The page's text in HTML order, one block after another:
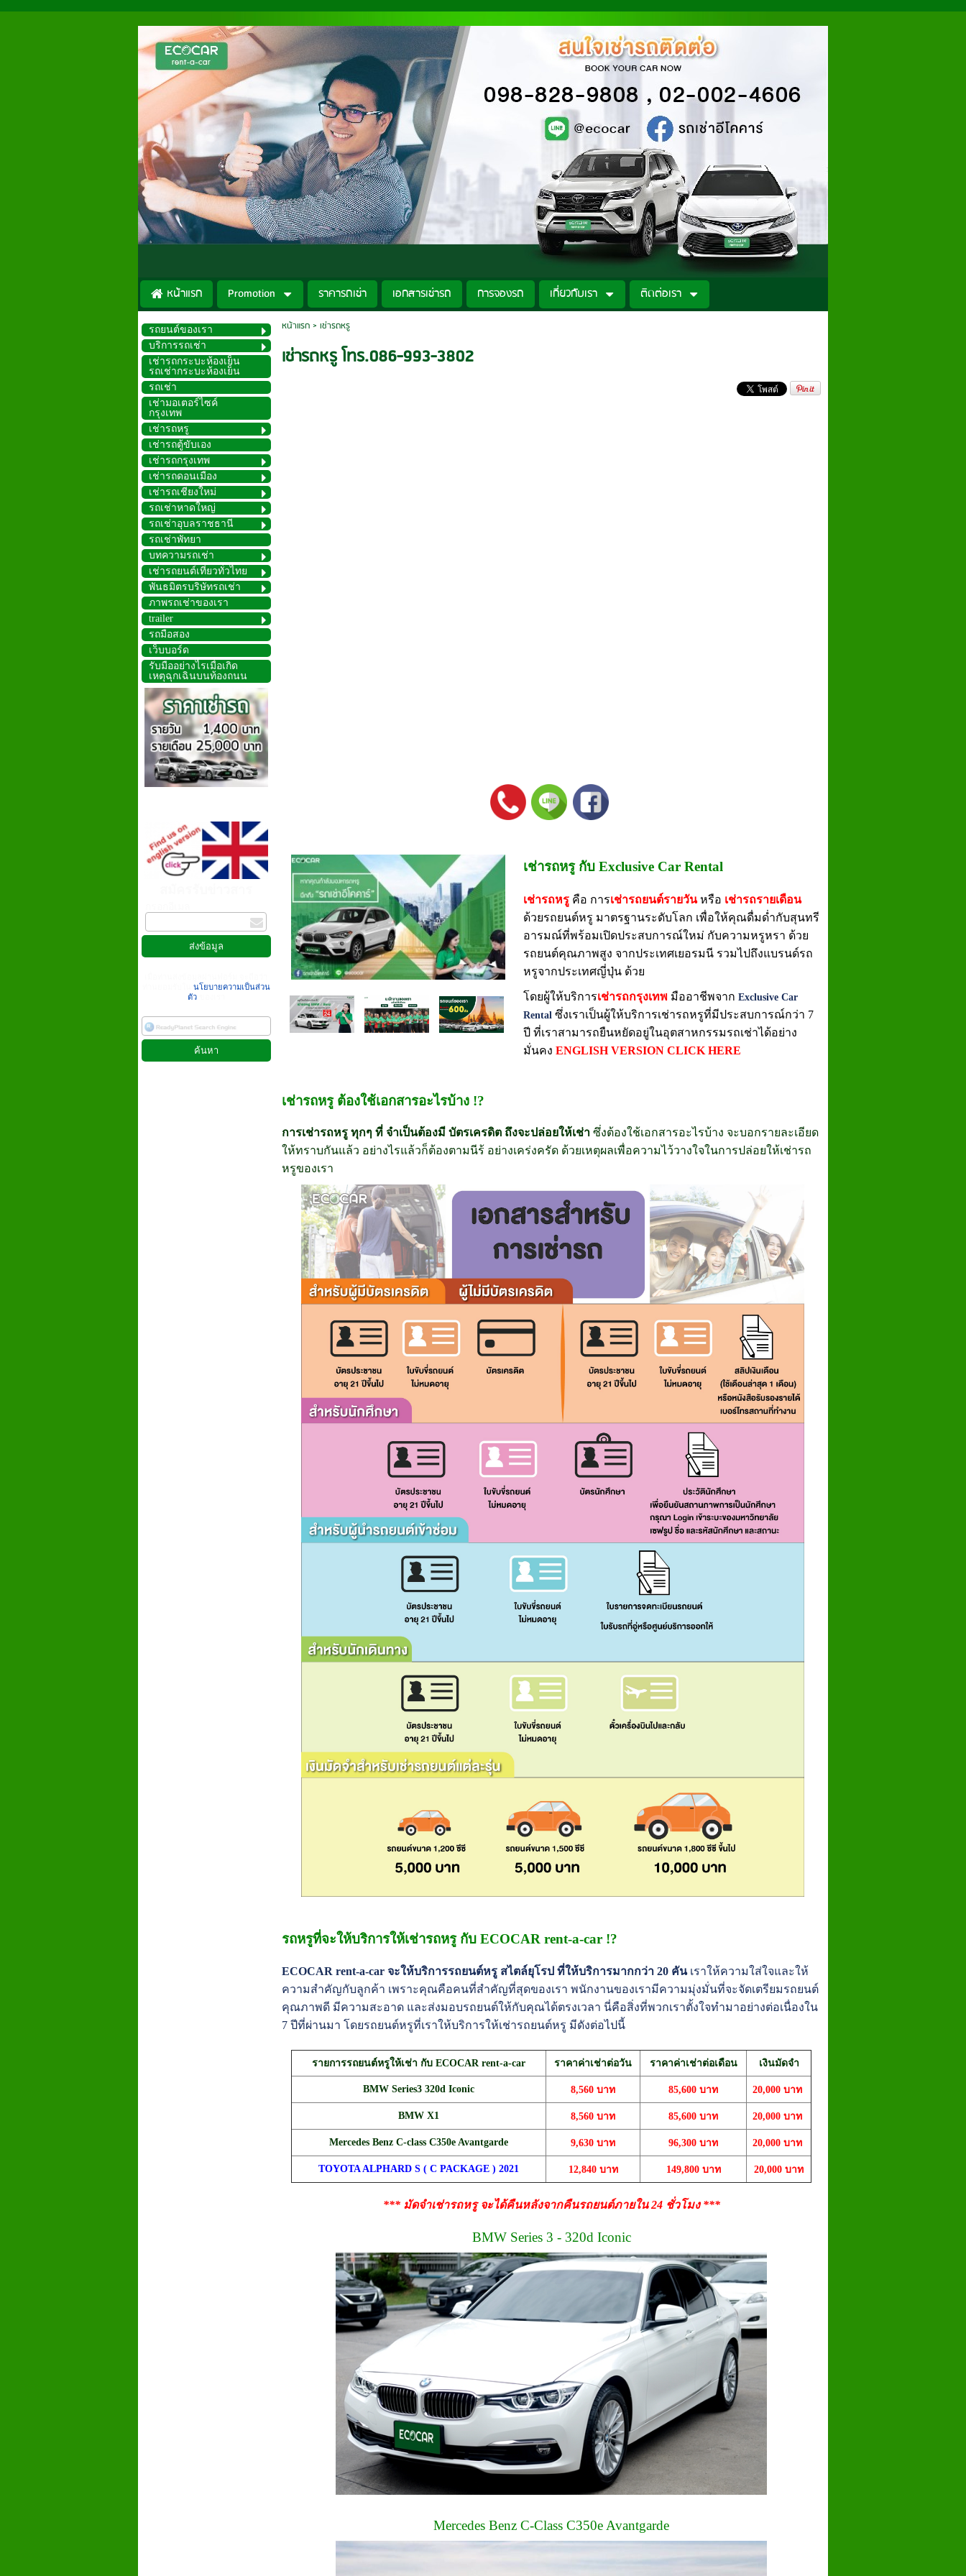
หน้าแรก Promotion ราคารถเช่า เอกสารเช่ารถ การจองรถ เกี่ยวกับเรา ติดต่อเรา
รถยนต์ของเรา
บริการรถเช่า
เช่ารถกระบะห้องเย็น
รถเช่ากระบะห้องเย็น
รถเช่า
เช่ามอเตอร์ไซค์
กรุงเทพ
เช่ารถหรู
เช่ารถตู้ขับเอง
เช่ารถกรุงเทพ
เช่ารถดอนเมือง
เช่ารถเชียงใหม่
รถเช่าหาดใหญ่
รถเช่าอุบลราชธานี
รถเช่าพัทยา
บทความรถเช่า
เช่ารถยนต์เที่ยวทั่วไทย
พันธมิตรบริษัทรถเช่า
ภาพรถเช่าของเรา
trailer
รถมือสอง
เว็บบอร์ด
รับมืออย่างไรเมื่อเกิด
เหตุฉุกเฉินบนท้องถนน
นโยบายความเป็นส่วน
ตัว
หน้าแรก> เช่ารถหรู
เช่ารถหรู โทร.086-993-3802
เช่ารถหรู กับ Exclusive Car Rental
เช่ารถหรู คือ การเช่ารถยนต์รายวันหรือ เช่ารถรายเดือน
ด้วยรถยนต์หรู มาตรฐานระดับโลก เพื่อให้คุณดื่มด่ำกับสุนทรี
อารมณ์ที่พร้อมเปิดประสบการณ์ใหม่ กับความหรูหรา ด้วย
รถยนต์คุณภาพสูง จากประเทศเยอรมนี รวมไปถึงแบรนด์รถ
หรูจากประเทศญี่ปุ่น ด้วย
โดยผู้ให้บริการเช่ารถกรุงเทพ มืออาชีพจากExclusive Car
Rentalซึ่งเราเป็นผู้ให้บริการเช่ารถหรูที่มีประสบการณ์กว่า 7
ปี ที่เราสามารถยืนหยัดอยู่ในอุตสาหกรรมรถเช่าได้อย่าง
มั่นคงENGLISH VERSION CLICK HERE
เช่ารถหรู ต้องใช้เอกสารอะไรบ้าง !?
การเช่ารถหรู ทุกๆ ที่ จำเป็นต้องมี บัตรเครดิต ถึงจะปล่อยให้เช่า ซึ่งต้องใช้เอกสารอะไรบ้าง จะบอกรายละเอียด
ให้ทราบกันแล้ว อย่างไรแล้วก็ต้องตามนีร้ อย่างเคร่งครัด ด้วยเหตุผลเพื่อความไว้วางใจในการปล่อยให้เช่ารถ
หรูของเรา
รถหรูที่จะให้บริการให้เช่ารถหรู กับ ECOCAR rent-a-car !?
ECOCAR rent-a-car จะให้บริการรถยนต์หรู สไตล์ยุโรป ที่ให้บริการมากกว่า 20 คัน เราให้ความใส่ใจและให้
ความสำคัญกับลูกค้า เพราะคุณคือคนที่สำคัญที่สุดของเรา พนักงานของเรามีความมุ่งมั่นที่จะจัดเตรียมรถยนต์
คุณภาพดี มีความสะอาด และส่งมอบรถยนต์ให้กับคุณได้ตรงเวลา นี่คือสิ่งที่พวกเราตั้งใจทำมาอย่างต่อเนื่องใน
7 ปีที่ผ่านมา โดยรถยนต์หรูที่เราให้บริการให้เช่ารถยนต์หรู มีดังต่อไปนี้
รายการรถยนต์หรูให้เช่า กับ ECOCAR rent-a-car ราคาค่าเช่าต่อวัน ราคาค่าเช่าต่อเดือน เงินมัดจำ
BMW Series3 320d Iconic 8,560 บาท 85,600 บาท 20,000 บาท
BMW X1 8,560 บาท 85,600 บาท 20,000 บาท
Mercedes Benz C-class C350e Avantgarde 9,630 บาท 96,300 บาท 20,000 บาท
TOYOTA ALPHARD S ( C PACKAGE ) 2021 12,840 บาท 149,800 บาท 20,000 บาท
*** มัดจำเช่ารถหรู จะได้คืนหลังจากคืนรถยนต์ภายใน 24 ชั่วโมง ***
BMW Series 3 - 320d Iconic
Mercedes Benz C-Class C350e Avantgarde